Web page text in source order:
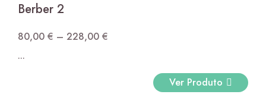
Berber 2
80,00 € – 228,00 €
...
Ver Produto